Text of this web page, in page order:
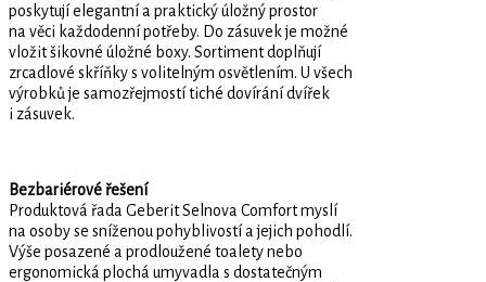
poskytují elegantní a praktický úložný prostor
na věci každodenní potřeby. Do zásuvek je možné
vložit šikovné úložné boxy. Sortiment doplňují
zrcadlové skříňky s volitelným osvětlením. U všech
výrobků je samozřejmostí tiché dovírání dvířek
i zásuvek.
Bezbariérové řešení
Produktová řada Geberit ­Selnova Comfort myslí
na osoby se sníženou pohyblivostí a jejich pohodlí.
Výše posazené a prodloužené toalety nebo
ergonomická plochá umyvadla s dostatečným